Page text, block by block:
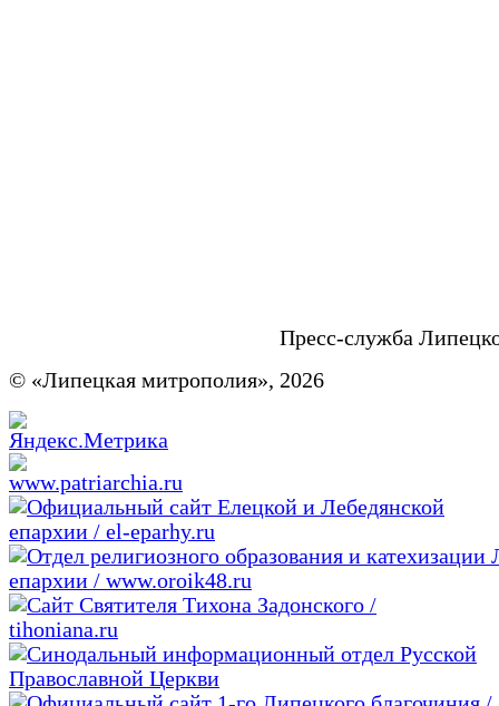
Пресс-служба
© «Липецкая митрополия», 2026